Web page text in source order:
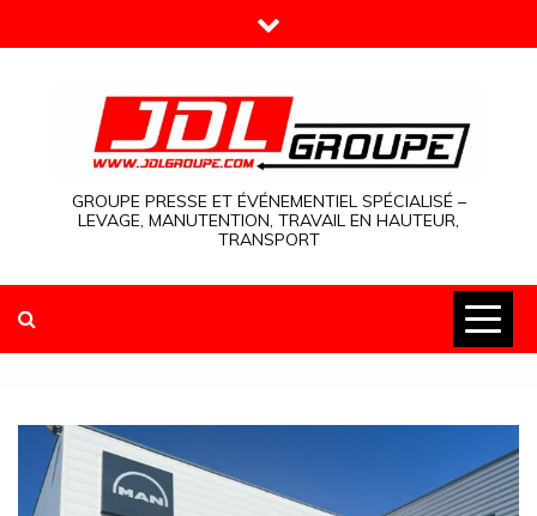
to
GROUPE PRESSE ET ÉVÉNEMENTIEL SPÉCIALISÉ –
LEVAGE, MANUTENTION, TRAVAIL EN HAUTEUR,
TRANSPORT